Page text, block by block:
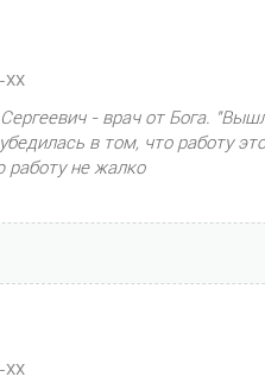
XX
- врач от Бога.
в том, что работу
работу не жалко
XX